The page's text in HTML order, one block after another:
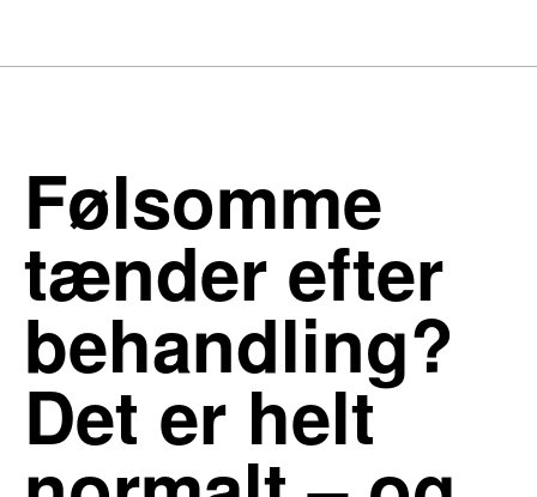
Følsomme
tænder efter
behandling?
Det er helt